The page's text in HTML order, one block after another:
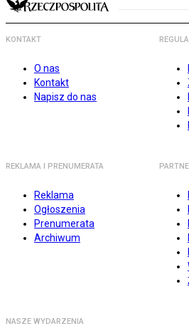
KONTAKT
O nas
Kontakt
Napisz do nas
REKLAMA I PRENUMERATA
Reklama
Ogłoszenia
Prenumerata
Archiwum
NASZE WYDARZENIA